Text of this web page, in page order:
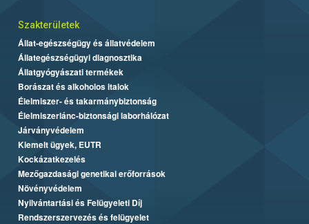
Szakterületek
Állat-egészségügy és állatvédelem
Állategészségügyi diagnosztika
Állatgyógyászati termékek
Borászat és alkoholos italok
Élelmiszer- és takarmánybiztonság
Élelmiszerlánc-biztonsági laborhálózat
Járványvédelem
Kiemelt ügyek, EUTR
Kockázatkezelés
Mezőgazdasági genetikai erőforrások
Növényvédelem
Nyilvántartási és Felügyeleti Díj
Rendszerszervezés és felügyelet